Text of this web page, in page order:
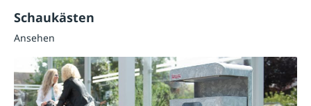
Schaukästen
Ansehen